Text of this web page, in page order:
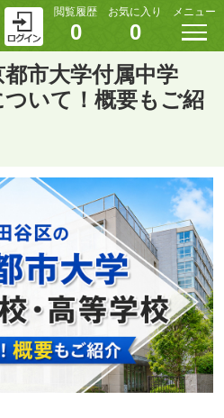
閲覧履歴
0
お気に入り
0
メニュー
市大学付属中学
いて！概要もご紹